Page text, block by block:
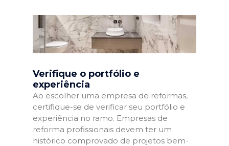
Verifique o portfólio e
experiência
Ao escolher uma empresa de reformas,
certifique-se de verificar seu portfólio e
experiência no ramo. Empresas de
reforma profissionais devem ter um
histórico comprovado de projetos bem-